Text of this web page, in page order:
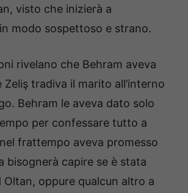
visto che inizierà a
modo sospettoso e strano.
rivelano che Behram aveva
tradiva il marito all’interno
Behram le aveva dato solo
per confessare tutto a
frattempo aveva promesso
bisognerà capire se è stata
Oltan, oppure qualcun altro a